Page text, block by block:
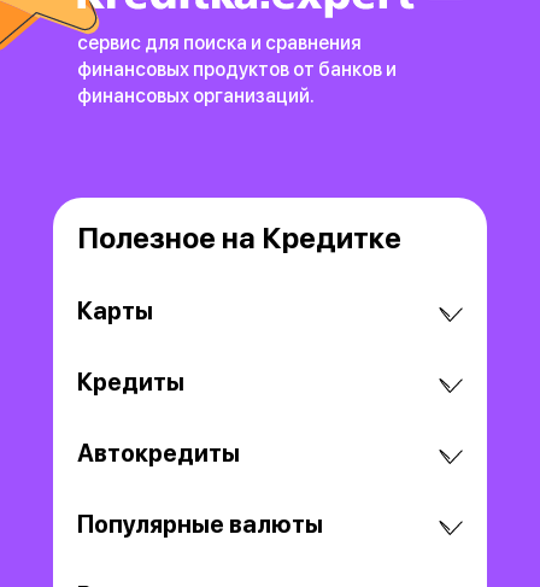
сервис для поиска и сравнения
финансовых продуктов от банков и
финансовых организаций.
Полезное на Кредитке
Карты
Кредиты
Автокредиты
Популярные валюты